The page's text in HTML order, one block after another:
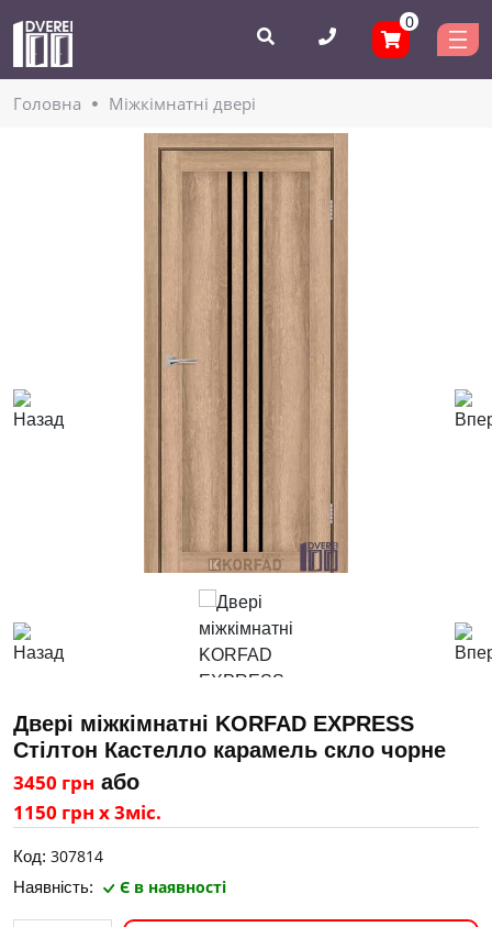
0
Головнa Міжкімнатні двері
Двері міжкімнатні KORFAD EXPRESS
Стілтон Кастелло карамель скло чорне
3450 грн або
1150 грн х 3міс.
Код: 307814
Наявність: Є в наявності